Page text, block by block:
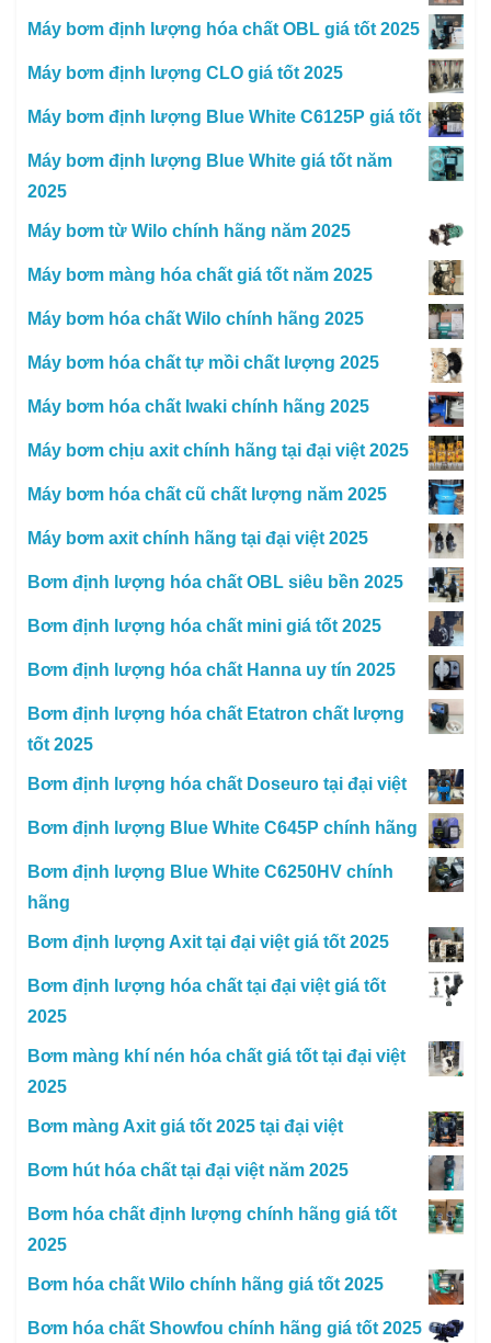
Máy bơm định lượng hóa chất OBL giá tốt 2025
Máy bơm định lượng CLO giá tốt 2025
Máy bơm định lượng Blue White C6125P giá tốt
Máy bơm định lượng Blue White giá tốt năm
2025
Máy bơm từ Wilo chính hãng năm 2025
Máy bơm màng hóa chất giá tốt năm 2025
Máy bơm hóa chất Wilo chính hãng 2025
Máy bơm hóa chất tự mồi chất lượng 2025
Máy bơm hóa chất Iwaki chính hãng 2025
Máy bơm chịu axit chính hãng tại đại việt 2025
Máy bơm hóa chất cũ chất lượng năm 2025
Máy bơm axit chính hãng tại đại việt 2025
Bơm định lượng hóa chất OBL siêu bền 2025
Bơm định lượng hóa chất mini giá tốt 2025
Bơm định lượng hóa chất Hanna uy tín 2025
Bơm định lượng hóa chất Etatron chất lượng
tốt 2025
Bơm định lượng hóa chất Doseuro tại đại việt
Bơm định lượng Blue White C645P chính hãng
Bơm định lượng Blue White C6250HV chính
hãng
Bơm định lượng Axit tại đại việt giá tốt 2025
Bơm định lượng hóa chất tại đại việt giá tốt
2025
Bơm màng khí nén hóa chất giá tốt tại đại việt
2025
Bơm màng Axit giá tốt 2025 tại đại việt
Bơm hút hóa chất tại đại việt năm 2025
Bơm hóa chất định lượng chính hãng giá tốt
2025
Bơm hóa chất Wilo chính hãng giá tốt 2025
Bơm hóa chất Showfou chính hãng giá tốt 2025